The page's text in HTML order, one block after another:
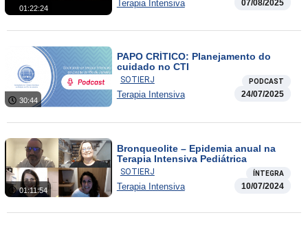
01:22:24 Terapia Intensiva 07/08/2025
30:44
PAPO CRÍTICO: Planejamento do
cuidado no CTI
SOTIERJ PODCAST
Terapia Intensiva 24/07/2025
01:11:54
Bronqueolite – Epidemia anual na
Terapia Intensiva Pediátrica
SOTIERJ ÍNTEGRA
Terapia Intensiva 10/07/2024